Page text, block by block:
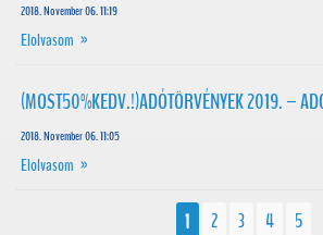
2018. November 06. 11:19
Elolvasom »
(MOST50%KEDV.!)ADÓTÖRVÉNYEK 2019. –
2018. November 06. 11:05
Elolvasom »
1 2 3 4 5